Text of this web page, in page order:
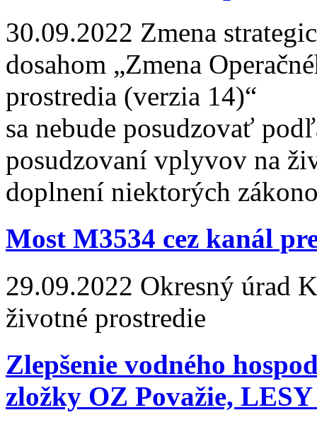
30.09.2022 Zmena
dosahom „Zmena
prostredia (verzia 14)“
sa nebude posudzovať
posudzovaní vplyvov na
doplnení niektorých
Most M3534 cez kanál
29.09.2022 Okresný úrad
životné prostredie
Zlepšenie vodného
zložky OZ Považie, LESY